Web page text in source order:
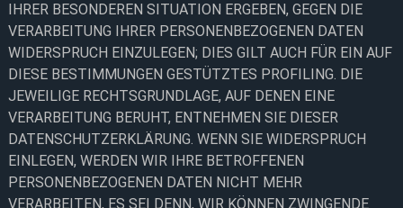
IHRER BESONDEREN SITUATION ERGEBEN, GEGEN DIE
VERARBEITUNG IHRER PERSONENBEZOGENEN DATEN
WIDERSPRUCH EINZULEGEN; DIES GILT AUCH FÜR EIN AUF
DIESE BESTIMMUNGEN GESTÜTZTES PROFILING. DIE
JEWEILIGE RECHTSGRUNDLAGE, AUF DENEN EINE
VERARBEITUNG BERUHT, ENTNEHMEN SIE DIESER
DATENSCHUTZERKLÄRUNG. WENN SIE WIDERSPRUCH
EINLEGEN, WERDEN WIR IHRE BETROFFENEN
PERSONENBEZOGENEN DATEN NICHT MEHR
VERARBEITEN, ES SEI DENN, WIR KÖNNEN ZWINGENDE